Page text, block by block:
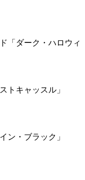
「ダーク・ハロウィ
トキャッスル」
ン・ブラック」